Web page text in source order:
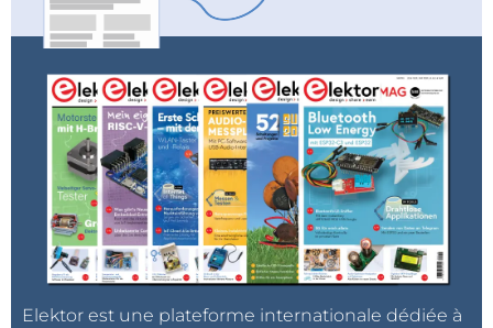
résolution de 240×320 à 1024×600 pixels ;
interface de communication – des versions
adaptées à différentes méthodes de connexion
sont disponibles, telles que SPI, MCU 8/16 bits,
RGB 24 bits.
De plus, selon le modèle, les écrans prennent en
charge 262 000 ou 16,7 millions de couleurs. Ils
utilisent des contrôleurs populaires tels que ST7789,
ILI9341 ou ST7262. Grâce à des dimensions variées,
Elektor est une plateforme internationale dédiée à